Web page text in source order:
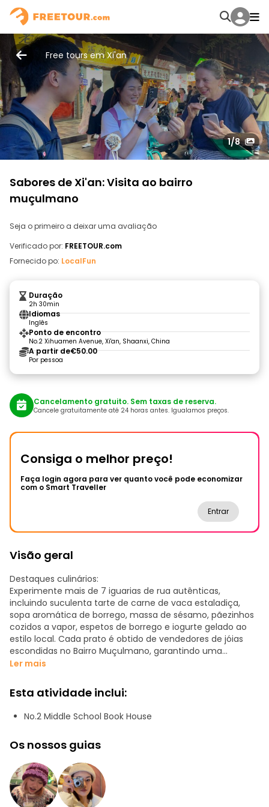
Free tours em Xi'an
1/8
Sabores de Xi'an: Visita ao bairro
muçulmano
Seja o primeiro a deixar uma avaliação
Verificado por: FREETOUR.com
Fornecido po: LocalFun
Duração
2h 30min
Idiomas
Inglês
Ponto de encontro
No.2 Xihuamen Avenue, Xi'an, Shaanxi, China
A partir de€50.00
Por pessoa
Cancelamento gratuito. Sem taxas de reserva.
Cancele gratuitamente até 24 horas antes. Igualamos preços.
Consiga o melhor preço!
Faça login agora para ver quanto você pode economizar
com o Smart Traveller
Entrar
Visão geral
Destaques culinários:
Experimente mais de 7 iguarias de rua autênticas,
incluindo suculenta tarte de carne de vaca estaladiça,
sopa aromática de borrego, massa de sésamo, pãezinhos
cozidos a vapor, espetos de borrego e iogurte gelado ao
estilo local. Cada prato é obtido de vendedores de jóias
escondidas no Bairro Muçulmano, garantindo uma
autêntica experiência local.
Imersão cultural:
Explore o vibrante Bairro Muçulmano, um pedaço vivo da
história que serve como um caldeirão cultural. Descubra
histórias fascinantes por detrás da comida, incluindo a
cominhos, foram parar às famosas espetadas de borrego
tradições do chá e as lendas de rua que dão contexto a
cada dentada.
Ler mais
Esta atividade inclui:
No.2 Middle School Book House
Os nossos guias